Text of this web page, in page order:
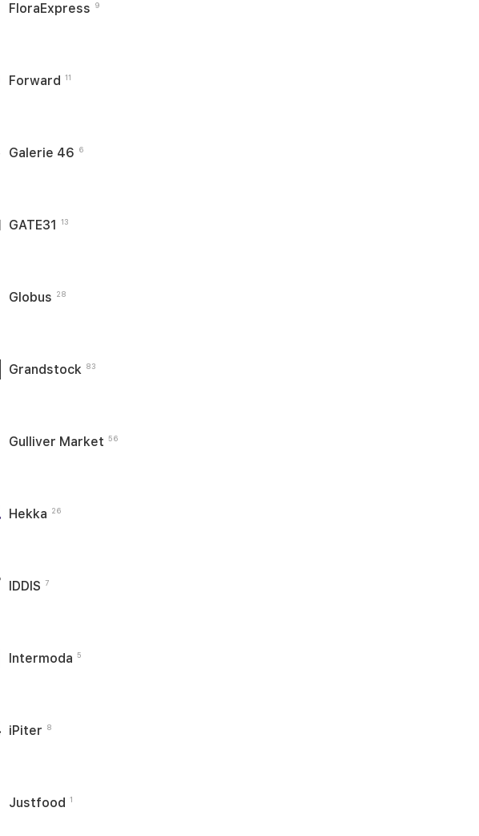
FloraExpress 9
Forward 11
Galerie 46 6
GATE31 13
Globus 28
Grandstock 83
Gulliver Market 56
Hekka 26
IDDIS 7
Intermoda 5
iPiter 8
Justfood 1